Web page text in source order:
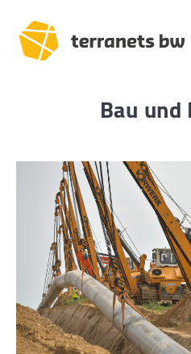
Trassenverlauf
Heidelberg –
Heilbronn –
Löchgau –
Esslingen a. N. –
Start
Planung, Bau,
Bau